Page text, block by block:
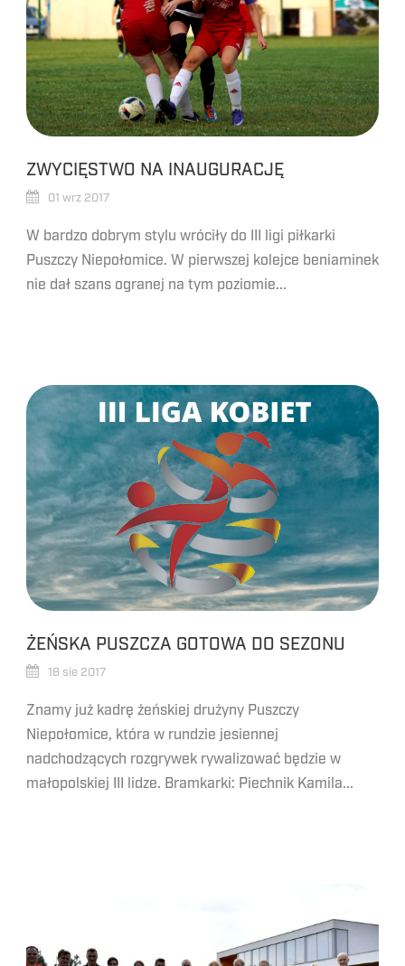
ZWYCIĘSTWO NA INAUGURACJĘ
01 wrz 2017
W bardzo dobrym stylu wróciły do III ligi piłkarki
Puszczy Niepołomice. W pierwszej kolejce beniaminek
nie dał szans ogranej na tym poziomie...
ŻEŃSKA PUSZCZA GOTOWA DO SEZONU
18 sie 2017
Znamy już kadrę żeńskiej drużyny Puszczy
Niepołomice, która w rundzie jesiennej
nadchodzących rozgrywek rywalizować będzie w
małopolskiej III lidze. Bramkarki: Piechnik Kamila...